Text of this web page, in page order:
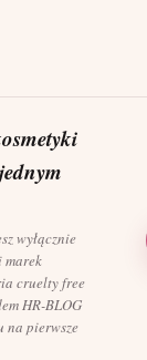
wyłącznie
marek
cruelty free
HR-BLOG
na pierwsze